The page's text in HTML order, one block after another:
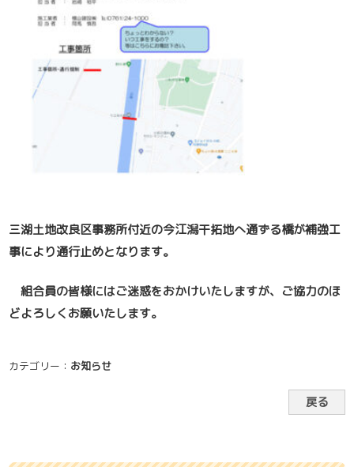
三湖土地改良区事務所付近の今江潟干拓地へ通ずる橋が補強工
事により通行止めとなります。
組合員の皆様にはご迷惑をおかけいたしますが、ご協力のほ
どよろしくお願いたします。
カテゴリー： お知らせ
戻る